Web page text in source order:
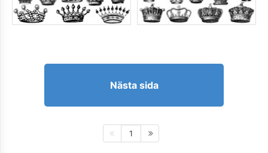
Nästa sida
1